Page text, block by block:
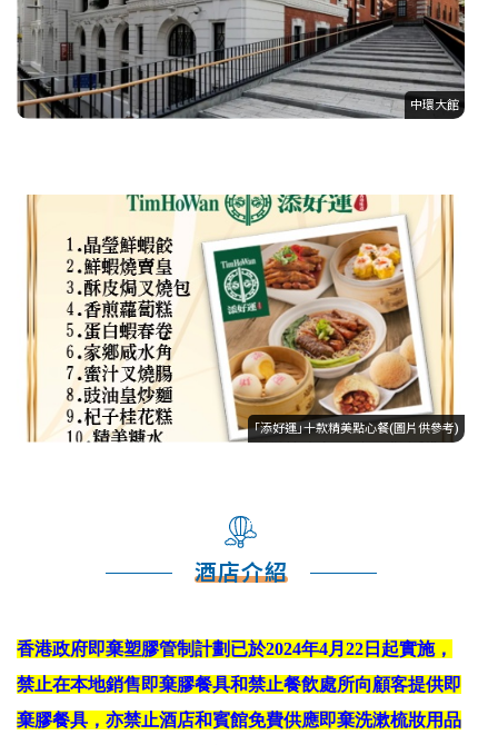
中環大館
｢添好運｣十款精美點心餐(圖片供參考)
酒店介紹
香港政府即棄塑膠管制計劃已於2024年4月22日起實施，
禁止在本地銷售即棄膠餐具和禁止餐飲處所向顧客提供即
棄膠餐具，亦禁止酒店和賓館免費供應即棄洗漱梳妝用品